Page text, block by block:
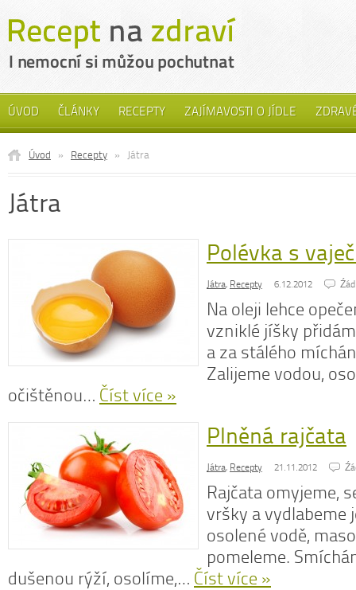
ÚVOD ČLÁNKY RECEPTY ZAJÍMAVOSTI O JÍDLE
Úvod » Recepty » Játra
Játra
Polévka s
Játra, Recepty 6.12.2012
Na oleji lehce
vzniklé jíšky
a za stálého
Zalijeme vodou,
očištěnou… Číst více »
Plněná rajčata
Játra, Recepty 21.11.2012
Rajčata omyjeme,
vršky a vydlabeme
osolené vodě,
pomeleme.
dušenou rýží, osolíme,… Číst více »